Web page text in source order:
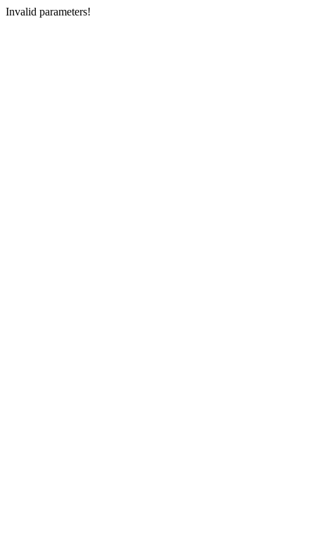
Invalid parameters!